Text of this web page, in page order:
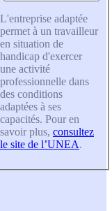
L'entreprise adaptée
permet à un travailleur
en situation de
handicap d'exercer
une activité
professionnelle dans
des conditions
adaptées à ses
capacités. Pour en
savoir plus, consultez
le site de l’UNEA.